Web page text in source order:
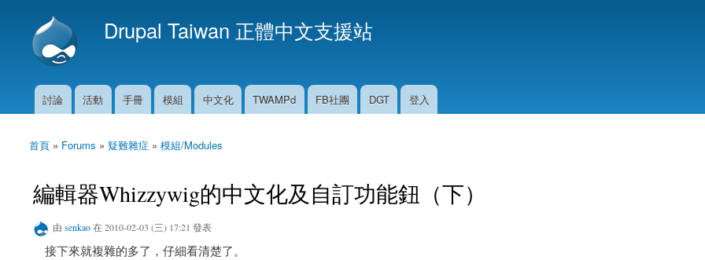
Drupal Taiwan 正體中文支援站
主選單
討論 活動 手冊 模組 中文化 TWAMPd FB社團 DGT 登入
您在這裡
首頁 » Forums » 疑難雜症 » 模組/Modules
編輯器Whizzywig的中文化及自訂功能鈕（下）
由 senkao在 2010-02-03 (三) 17:21 發表
接下來就複雜的多了，仔細看清楚了。